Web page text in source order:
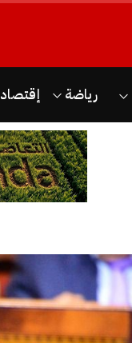
رياضة إقتصاد